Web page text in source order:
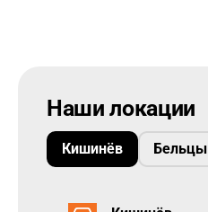
Наши локации
Кишинёв Бельцы